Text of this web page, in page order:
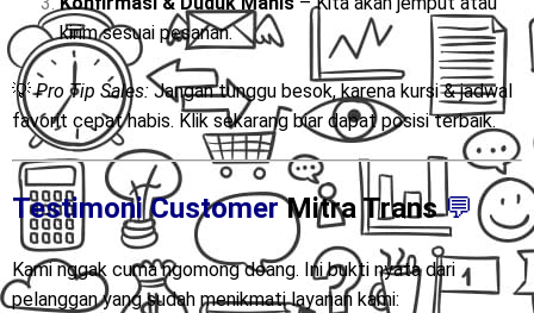
kirim sesuai pesanan.
💡Pro Tip Sales:Jangan tunggu besok, karena kursi & jadwal
favorit cepat habis. Klik sekarang biar dapat posisi terbaik.
Testimoni CustomerMitra Trans💬
Kami nggak cuma ngomong doang. Ini bukti nyata dari
pelanggan yang sudah menikmati layanan kami: